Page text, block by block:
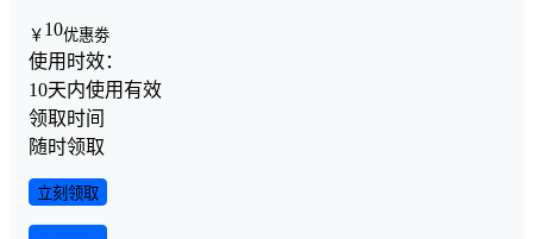
￥ 10优惠劵
使用时效：
10天内使用有效
领取时间
随时领取
立刻领取